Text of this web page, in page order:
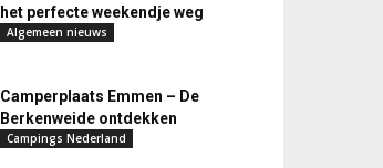
het perfecte weekendje weg
Algemeen nieuws
Camperplaats Emmen – De
Berkenweide ontdekken
Campings Nederland